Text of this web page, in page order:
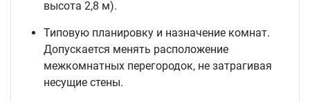
высота 2,8 м).
Типовую планировку и назначение комнат.
Допускается менять расположение
межкомнатных перегородок, не затрагивая
несущие стены.